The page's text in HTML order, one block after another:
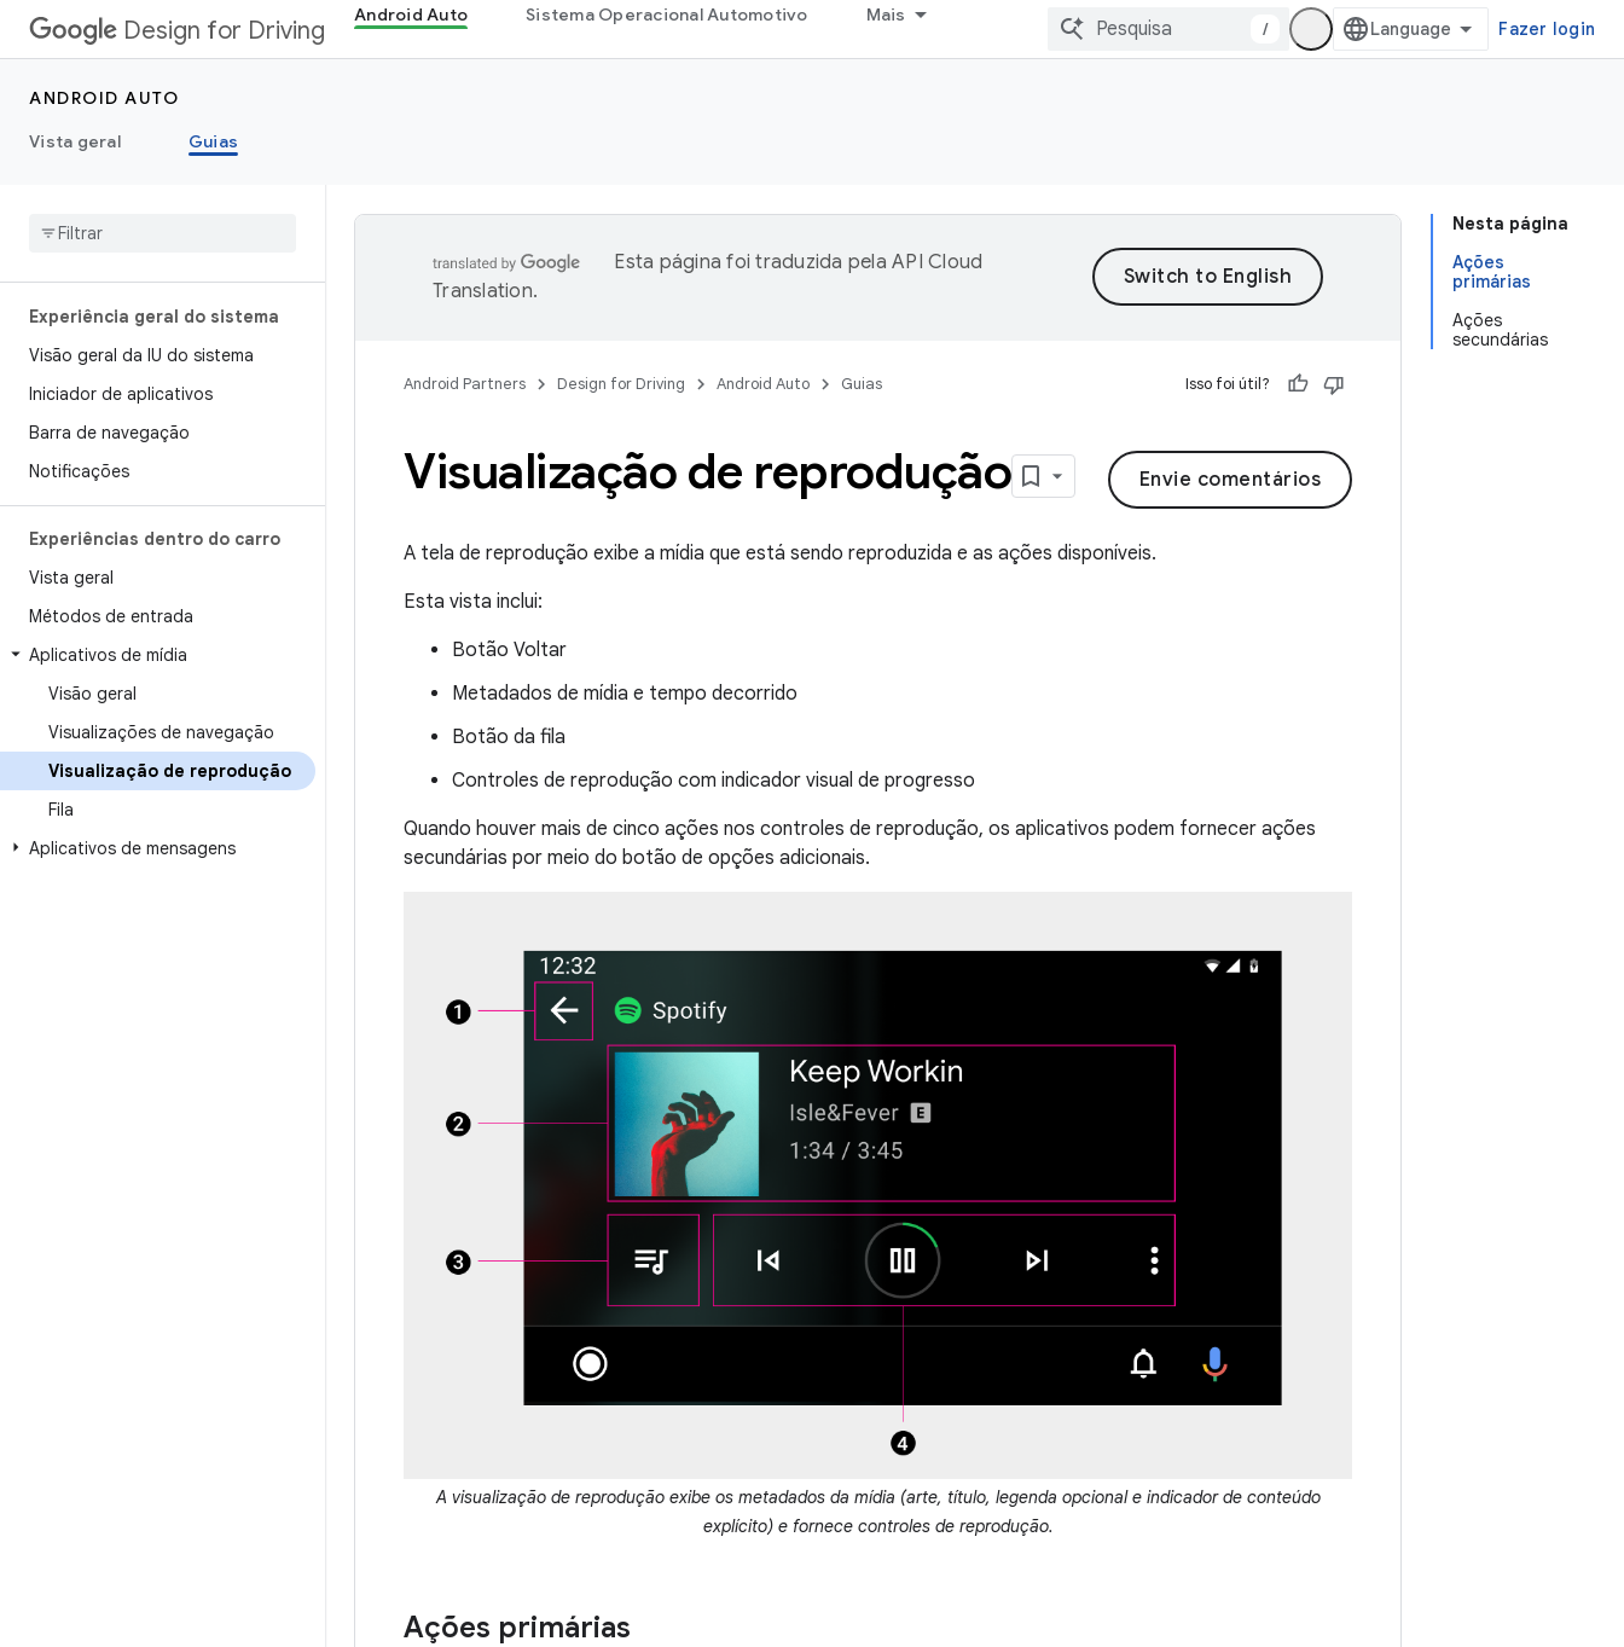
Design for Driving
Android Auto Sistema Operacional Automotivo Mais
/ Fazer login
ANDROID AUTO
Vista geral
Guias
Experiência geral do sistema
Visão geral da IU do sistema
Iniciador de aplicativos
Barra de navegação
Notificações
Experiências dentro do carro
Vista geral
Métodos de entrada
Aplicativos de mídia
Visão geral
Visualizações de navegação
Visualização de reprodução
Fila
Aplicativos de mensagens
Nesta página
Ações
primárias
Ações
secundárias
Esta página foi traduzida pela API Cloud
Translation.
Android Partners Design for Driving Android Auto Guias Isso foi útil?
Envie comentários
Visualização de reprodução
A tela de reprodução exibe a mídia que está sendo reproduzida e as ações disponíveis.
Esta vista inclui:
Botão Voltar
Metadados de mídia e tempo decorrido
Botão da fila
Controles de reprodução com indicador visual de progresso
Quando houver mais de cinco ações nos controles de reprodução, os aplicativos podem fornecer ações
secundárias por meio do botão de opções adicionais.
A visualização de reprodução exibe os metadados da mídia (arte, título, legenda opcional e indicador de conteúdo
explícito) e fornece controles de reprodução.
Ações primárias